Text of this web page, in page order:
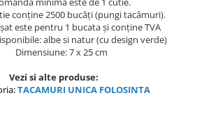
conține 2500 bucăți (pungi tacâmuri).
este pentru 1 bucata și conține TVA
albe si natur (cu design verde)
Dimensiune: 7 x 25 cm
Vezi si alte produse:
TACAMURI UNICA FOLOSINTA